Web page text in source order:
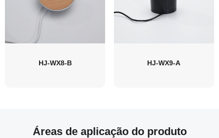
HJ-WX8-B HJ-WX9-A
Áreas de aplicação do produto